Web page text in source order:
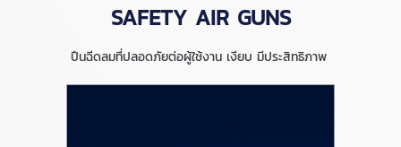
SAFETY AIR GUNS
ปืนฉีดลมที่ปลอดภัยต่อผู้ใช้งาน เงียบ มีประสิทธิภาพ